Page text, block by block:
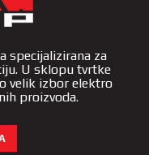
specijalizirana za
U sklopu tvrtke
velik izbor elektro
proizvoda.